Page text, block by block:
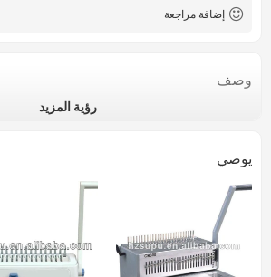
إضافة مراجعة
وصف
رؤية المزيد
يوصي